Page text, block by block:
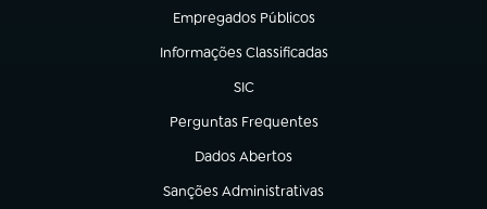
Empregados Públicos
(abre em nova aba)
Informações Classificadas
(abre em nova aba)
SIC
(abre em nova aba)
Perguntas Frequentes
(abre em nova aba)
Dados Abertos
(abre em nova aba)
Sanções Administrativas
(abre em nova aba)